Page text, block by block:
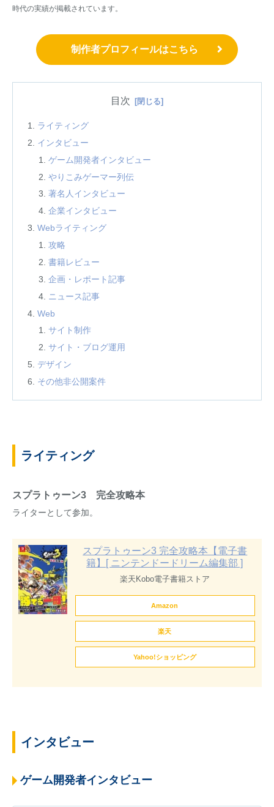
時代の実績が掲載されています。
制作者プロフィールはこちら
目次
ライティング
インタビュー
ゲーム開発者インタビュー
やりこみゲーマー列伝
著名人インタビュー
企業インタビュー
Webライティング
攻略
書籍レビュー
企画・レポート記事
ニュース記事
Web
サイト制作
サイト・ブログ運用
デザイン
その他非公開案件
ライティング
スプラトゥーン3 完全攻略本
ライターとして参加。
スプラトゥーン3 完全攻略本【電子書
籍】[ ニンテンドードリーム編集部 ]
楽天Kobo電子書籍ストア
Amazon
楽天
Yahoo!ショッピング
インタビュー
ゲーム開発者インタビュー